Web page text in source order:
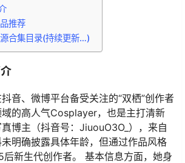
推荐
合集目录(持续更新…)
音、微博平台备受关注的“双栖”创作者
的高人气Cosplayer，也是主打清新
博主（抖音号：JiuouO3O_），来自
明确披露具体年龄，但通过作品风格
新生代创作者。 基本信息方面，她身